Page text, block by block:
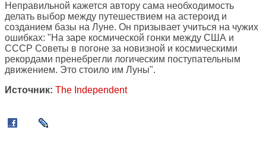
Неправильной кажется автору сама необходимость
делать выбор между путешествием на астероид и
созданием базы на Луне. Он призывает учиться на чужих
ошибках: "На заре космической гонки между США и
СССР Советы в погоне за новизной и космическими
рекордами пренебрегли логическим поступательным
движением. Это стоило им Луны".
Источник: The Independent